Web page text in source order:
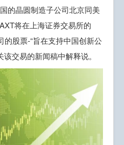
的晶圆制造子公司北京同美
将在上海证券交易所的
股票-“旨在支持中国创新公
交易的新闻稿中解释说。